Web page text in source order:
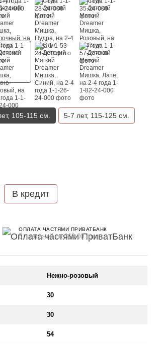
105-115 см. 5-7 лет, 115-125 см.
В кредит
ОПЛАТА ЧАСТЯМИ ПРИВАТБАНК
5 платежей по 360.00 грн
Нежно-розовый
30
30
54